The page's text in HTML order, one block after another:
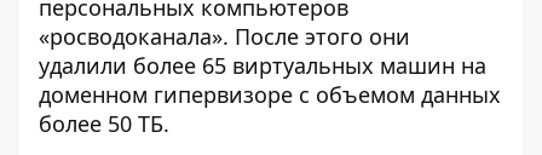
персональных компьютеров
«росводоканала». После этого они
удалили более 65 виртуальных машин на
доменном гипервизоре с объемом данных
более 50 ТБ.